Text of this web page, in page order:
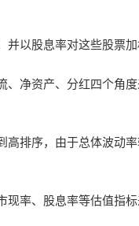
以股息率对这些股票加
、净资产、分红四个角
高排序，由于总体波动
现率、股息率等估值指